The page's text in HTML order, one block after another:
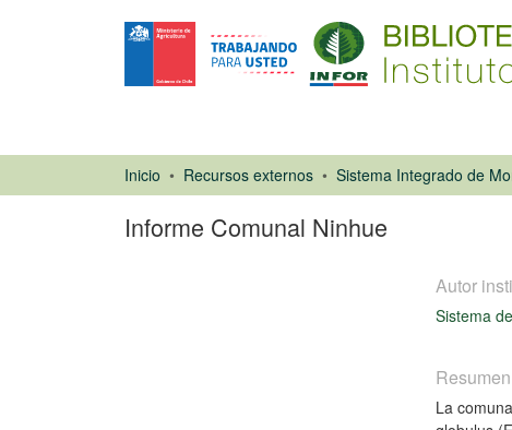
Inicio Recursos externos
Informe Comunal Ninhue
Autor
Sistema
Resumen
La